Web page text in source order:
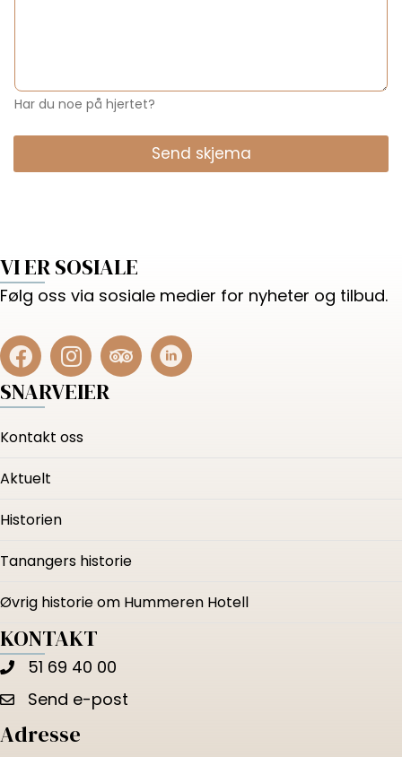
Har du noe på hjertet?
Send skjema
VI ER SOSIALE
Følg oss via sosiale medier for nyheter og tilbud.
SNARVEIER
Kontakt oss
Aktuelt
Historien
Tanangers historie
Øvrig historie om Hummeren Hotell
KONTAKT
51 69 40 00
Send e-post
Adresse